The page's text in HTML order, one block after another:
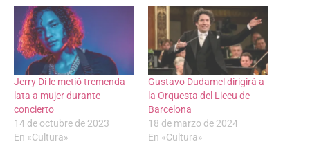
Jerry Di le metió tremenda
lata a mujer durante
concierto
14 de octubre de 2023
En «Cultura»
Gustavo Dudamel dirigirá a
la Orquesta del Liceu de
Barcelona
18 de marzo de 2024
En «Cultura»